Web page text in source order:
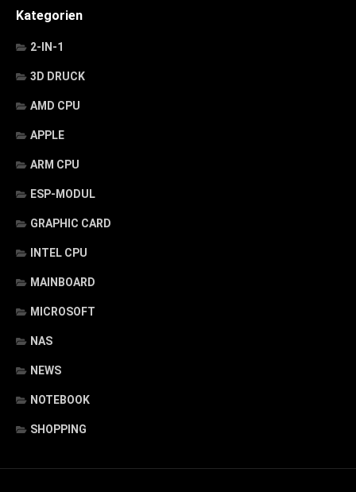
Kategorien
2-IN-1
3D DRUCK
AMD CPU
APPLE
ARM CPU
ESP-MODUL
GRAPHIC CARD
INTEL CPU
MAINBOARD
MICROSOFT
NAS
NEWS
NOTEBOOK
SHOPPING